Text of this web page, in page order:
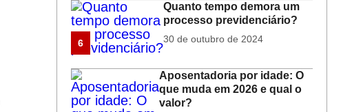
6
Quanto tempo demora um
processo previdenciário?
30 de outubro de 2024
Aposentadoria por idade: O
que muda em 2026 e qual o
valor?